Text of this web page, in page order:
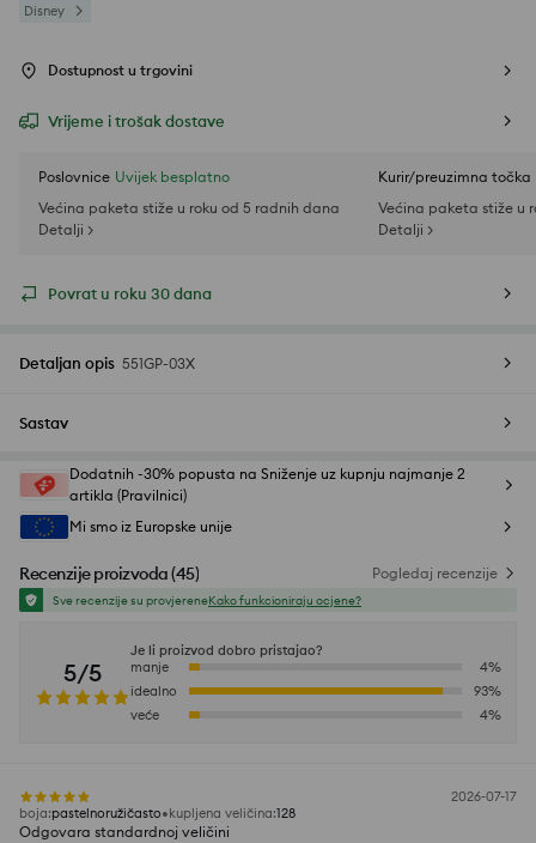
Disney
Dostupnost u trgovini
Vrijeme i trošak dostave
Poslovnice Uvijek besplatno
Većina paketa stiže u roku od 5 radnih dana
Detalji >
Kurir/preuzimna točka
Većina paketa stiže u
Detalji >
Povrat u roku 30 dana
Detaljan opis 551GP-03X
Sastav
Dodatnih -30% popusta na Sniženje uz kupnju najmanje 2
artikla (Pravilnici)
Mi smo iz Europske unije
Recenzije proizvoda(45) Pogledaj recenzije
Sve recenzije su provjereneKako funkcioniraju ocjene?
5/5
Je li proizvod dobro pristajao?
manje
4%
idealno
93%
veće
4%
2026-07-17
boja:pastelnoružičasto kupljena veličina:128
Odgovara standardnoj veličini